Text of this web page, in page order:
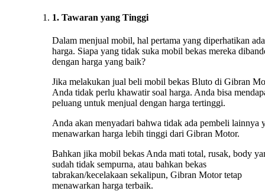
1. Tawaran yang Tinggi
Dalam menjual mobil, hal pertama yang diperhatikan
harga. Siapa yang tidak suka mobil bekas mereka
dengan harga yang baik?
Jika melakukan jual beli mobil bekas Bluto di Gibran
Anda tidak perlu khawatir soal harga. Anda bisa
peluang untuk menjual dengan harga tertinggi.
Anda akan menyadari bahwa tidak ada pembeli lainnya
menawarkan harga lebih tinggi dari Gibran Motor.
Bahkan jika mobil bekas Anda mati total, rusak, body
sudah tidak sempurna, atau bahkan bekas
tabrakan/kecelakaan sekalipun, Gibran Motor tetap
menawarkan harga terbaik.